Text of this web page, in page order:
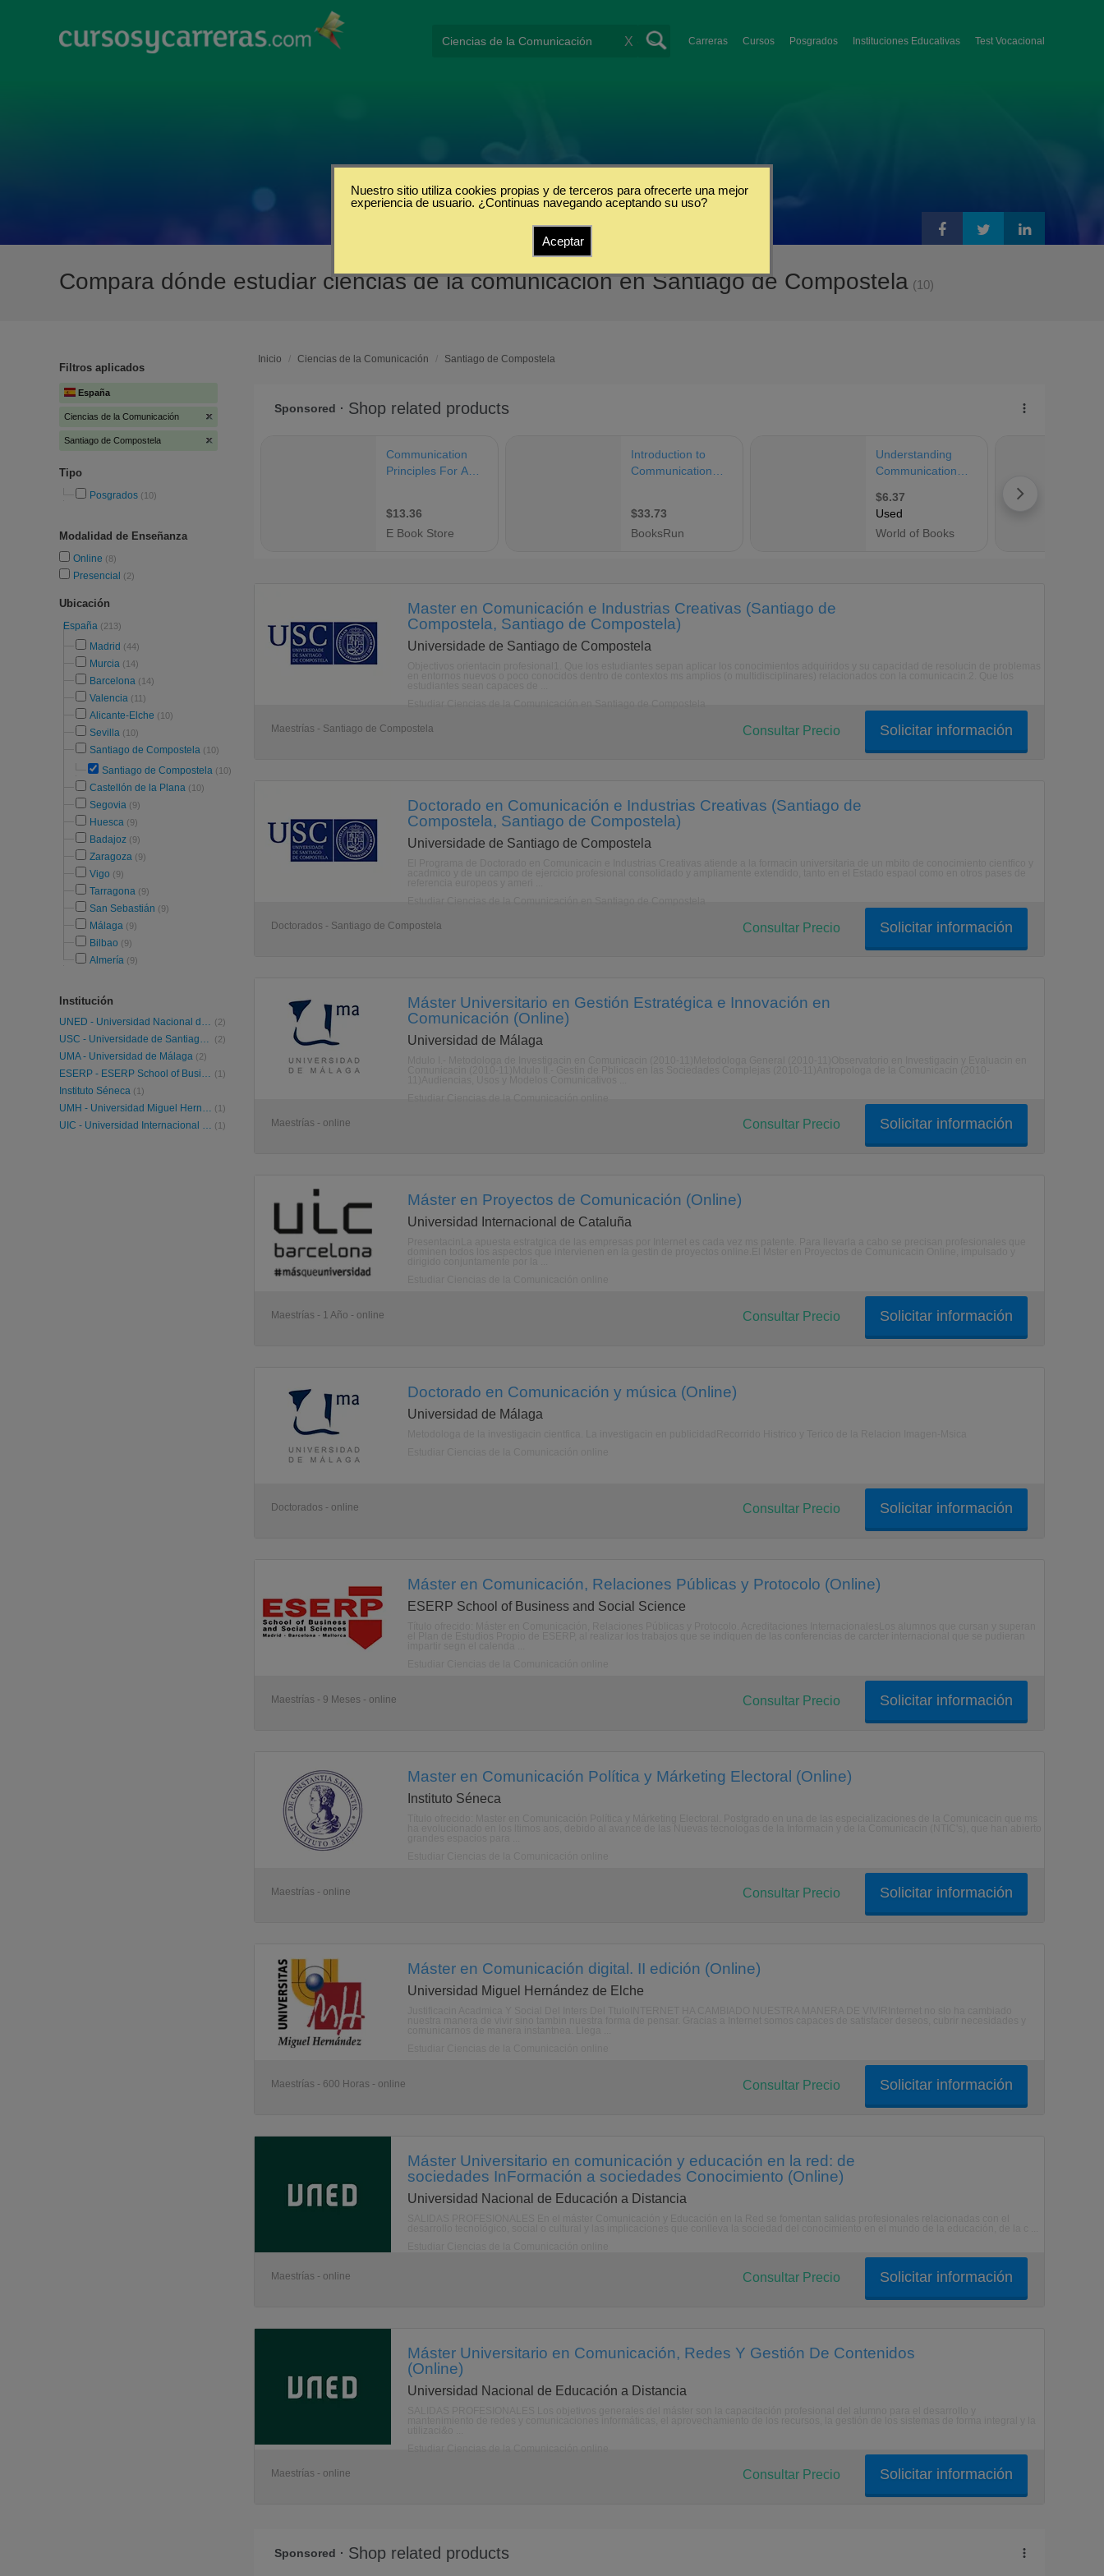
Carreras Cursos Posgrados Instituciones Educativas Test Vocacional
X
Compara dónde estudiar ciencias de la comunicación en Santiago de Compostela (10)
Filtros aplicados
España
Ciencias de la Comunicación
Santiago de Compostela
Tipo
Posgrados (10)
Modalidad de Enseñanza
Online (8)
Presencial (2)
Ubicación
España (213)
Madrid (44)
Murcia (14)
Barcelona (14)
Valencia (11)
Alicante-Elche (10)
Sevilla (10)
Santiago de Compostela (10)
Santiago de Compostela (10)
Castellón de la Plana (10)
Segovia (9)
Huesca (9)
Badajoz (9)
Zaragoza (9)
Vigo (9)
Tarragona (9)
San Sebastián (9)
Málaga (9)
Bilbao (9)
Almería (9)
Institución
UNED - Universidad Nacional de Educación a Distancia (2)
USC - Universidade de Santiago de Compostela (2)
UMA - Universidad de Málaga (2)
ESERP - ESERP School of Business and Social Science (1)
Instituto Séneca (1)
UMH - Universidad Miguel Hernández de Elche (1)
UIC - Universidad Internacional de Cataluña (1)
Inicio / Ciencias de la Comunicación / Santiago de Compostela
Master en Comunicación e Industrias Creativas (Santiago de
Compostela, Santiago de Compostela)
Universidade de Santiago de Compostela
Maestrías - Santiago de Compostela Solicitar información
Consultar Precio
Doctorado en Comunicación e Industrias Creativas (Santiago de
Compostela, Santiago de Compostela)
Universidade de Santiago de Compostela
Doctorados - Santiago de Compostela Solicitar información
Consultar Precio
Máster Universitario en Gestión Estratégica e Innovación en
Comunicación (Online)
Universidad de Málaga
Maestrías - online Solicitar información
Consultar Precio
Máster en Proyectos de Comunicación (Online)
Universidad Internacional de Cataluña
Maestrías - 1 Año - online Solicitar información
Consultar Precio
Doctorado en Comunicación y música (Online)
Universidad de Málaga
Doctorados - online Solicitar información
Consultar Precio
Máster en Comunicación, Relaciones Públicas y Protocolo (Online)
ESERP School of Business and Social Science
Maestrías - 9 Meses - online Solicitar información
Consultar Precio
Master en Comunicación Política y Márketing Electoral (Online)
Instituto Séneca
Maestrías - online Solicitar información
Consultar Precio
Máster en Comunicación digital. II edición (Online)
Universidad Miguel Hernández de Elche
Maestrías - 600 Horas - online Solicitar información
Consultar Precio
Máster Universitario en comunicación y educación en la red: de
sociedades InFormación a sociedades Conocimiento (Online)
Universidad Nacional de Educación a Distancia
Maestrías - online Solicitar información
Consultar Precio
Máster Universitario en Comunicación, Redes Y Gestión De Contenidos
(Online)
Universidad Nacional de Educación a Distancia
Maestrías - online Solicitar información
Consultar Precio
Nuestro sitio utiliza cookies propias y de terceros para ofrecerte una mejor
experiencia de usuario. ¿Continuas navegando aceptando su uso?
Aceptar